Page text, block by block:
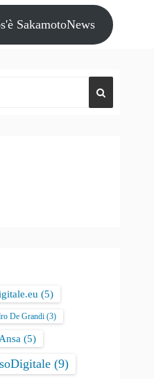
SakamotoNews
(5)
De Grandi (3)
Ansa (5)
(9)